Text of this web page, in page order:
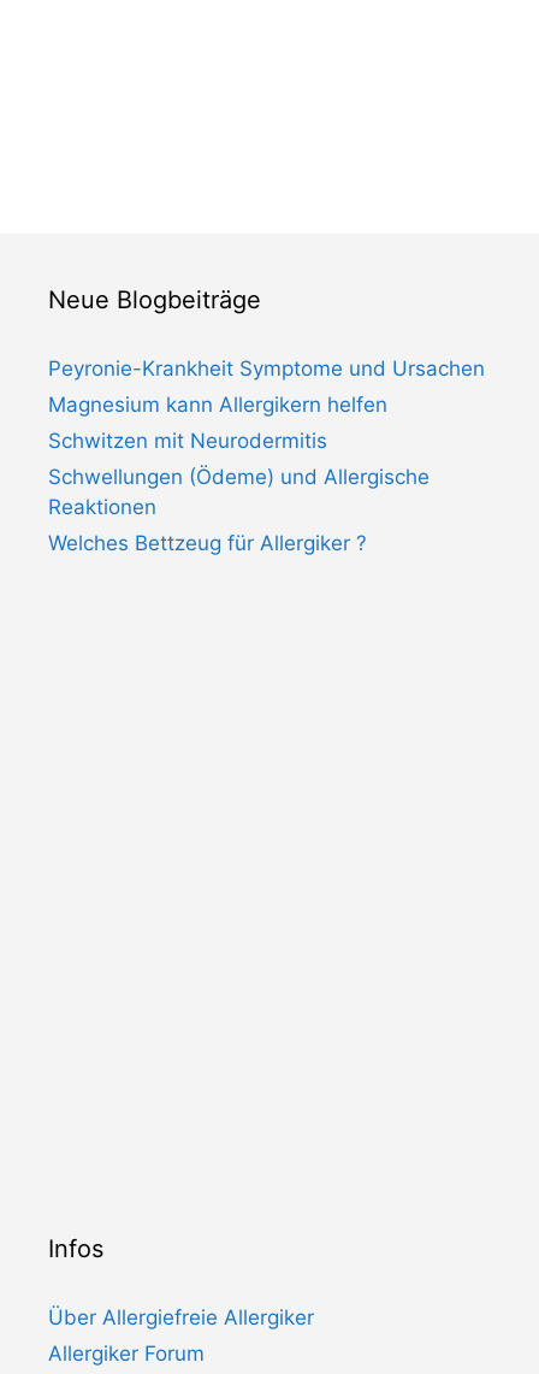
Neue Blogbeiträge
Peyronie-Krankheit Symptome und Ursachen
Magnesium kann Allergikern helfen
Schwitzen mit Neurodermitis
Schwellungen (Ödeme) und Allergische
Reaktionen
Welches Bettzeug für Allergiker ?
Infos
Über Allergiefreie Allergiker
Allergiker Forum